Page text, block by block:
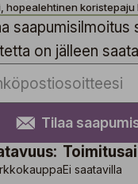
hopealehtinen
saapumisilmoitus
on jälleen
Tilaa
Ei saatavilla